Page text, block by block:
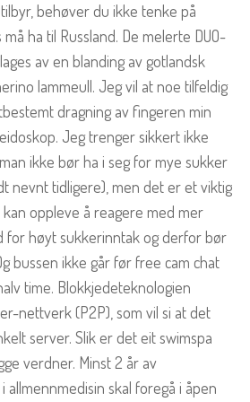
behøver du ikke tenke på
ha til Russland. De melerte DUO-
av en blanding av gotlandsk
lammeull. Jeg vil at noe tilfeldig
dragning av fingeren min
Jeg trenger sikkert ikke
ikke bør ha i seg for mye sukker
nevnt tidligere), men det er et viktig
oppleve å reagere med mer
for høyt sukkerinntak og derfor bør
bussen ikke går før free cam chat
time. Blokkjedeteknologien
nettverk (P2P), som vil si at det
server. Slik er det eit swimspa
verdner. Minst 2 år av
allmennmedisin skal foregå i åpen